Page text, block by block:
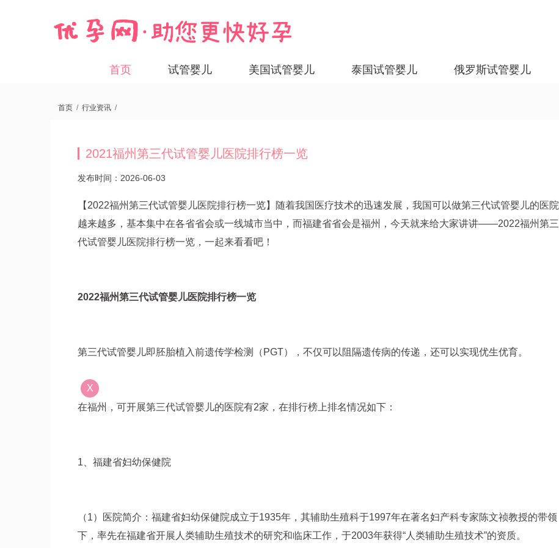
首页 试管婴儿 美国试管婴儿 泰国试管婴儿 俄罗斯试管婴儿
首页 / 行业资讯 /
2021福州第三代试管婴儿医院排行榜一览
发布时间：2026-06-03
【2022福州第三代试管婴儿医院排行榜一览】随着我国医疗技术的迅速发展，我国可以做第三代试管婴儿的医院
越来越多，基本集中在各省省会或一线城市当中，而福建省省会是福州，今天就来给大家讲讲——2022福州第三
代试管婴儿医院排行榜一览，一起来看看吧！
2022福州第三代试管婴儿医院排行榜一览
第三代试管婴儿即胚胎植入前遗传学检测（PGT），不仅可以阻隔遗传病的传递，还可以实现优生优育。
在福州，可开展第三代试管婴儿的医院有2家，在排行榜上排名情况如下：
1、福建省妇幼保健院
（1）医院简介：福建省妇幼保健院成立于1935年，其辅助生殖科于1997年在著名妇产科专家陈文祯教授的带领
下，率先在福建省开展人类辅助生殖技术的研究和临床工作，于2003年获得“人类辅助生殖技术”的资质。
X